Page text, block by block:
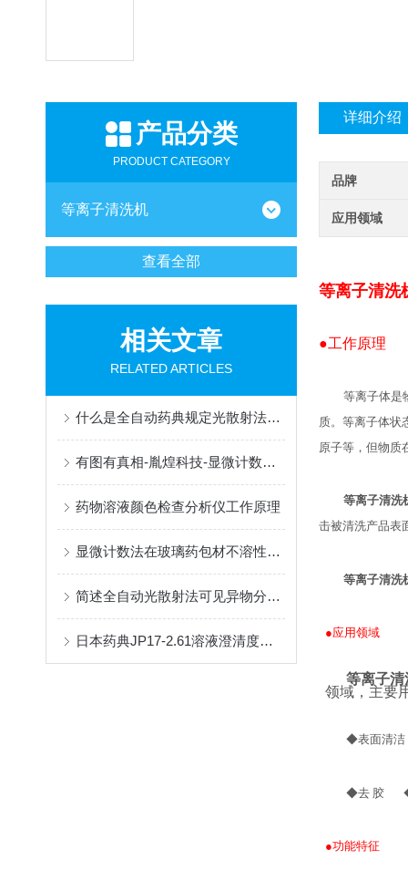
产品分类
PRODUCT CATEGORY
等离子清洗机
查看全部
相关文章
RELATED ARTICLES
什么是全自动药典规定光散射法可见异物检查分析仪
有图有真相-胤煌科技-显微计数法助您追根溯源不溶性微粒
药物溶液颜色检查分析仪工作原理
显微计数法在玻璃药包材不溶性微粒检测中的关键应用与案例解析
简述全自动光散射法可见异物分析仪产品性能特点
日本药典JP17-2.61溶液澄清度检查规范及解决方案探讨
详细介绍
品牌
应用领域
等离子清洗
●工作原理
等离子体是
质。等离子体状
原子等，但物质
等离子清洗
击被清洗产品表
等离子清洗
●应用领域
等离子清
领域，主要
◆表面清
◆去 胶
●功能特征